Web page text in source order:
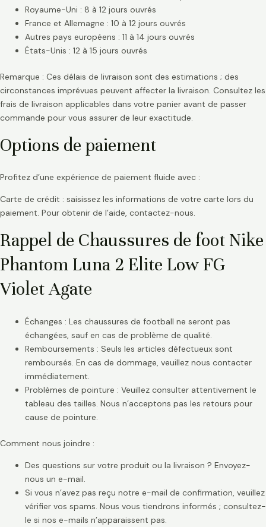
Royaume-Uni : 8 à 12 jours ouvrés
France et Allemagne : 10 à 12 jours ouvrés
Autres pays européens : 11 à 14 jours ouvrés
États-Unis : 12 à 15 jours ouvrés
Remarque : Ces délais de livraison sont des estimations ; des
circonstances imprévues peuvent affecter la livraison. Consultez les
frais de livraison applicables dans votre panier avant de passer
commande pour vous assurer de leur exactitude.
Options de paiement
Profitez d’une expérience de paiement fluide avec :
Carte de crédit : saisissez les informations de votre carte lors du
paiement. Pour obtenir de l’aide, contactez-nous.
Rappel de Chaussures de foot Nike
Phantom Luna 2 Elite Low FG
Violet Agate
Échanges : Les chaussures de football ne seront pas
échangées, sauf en cas de problème de qualité.
Remboursements : Seuls les articles défectueux sont
remboursés. En cas de dommage, veuillez nous contacter
immédiatement.
Problèmes de pointure : Veuillez consulter attentivement le
tableau des tailles. Nous n’acceptons pas les retours pour
cause de pointure.
Comment nous joindre :
Des questions sur votre produit ou la livraison ? Envoyez-
nous un e-mail.
Si vous n’avez pas reçu notre e-mail de confirmation, veuillez
vérifier vos spams. Nous vous tiendrons informés ; consultez-
le si nos e-mails n’apparaissent pas.